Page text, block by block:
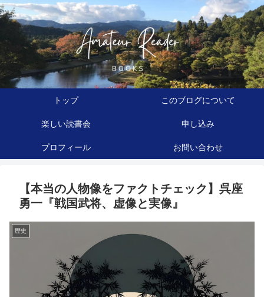
トップ このブログについて
楽しい読書会 申し込み
プロフィール お問い合わせ
【本当の人物像をファクトチェック】呉座
勇一『戦国武将、虚像と実像』
歴史